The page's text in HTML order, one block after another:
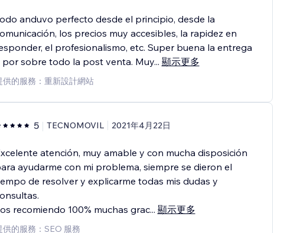
anduvo perfecto desde el principio, desde la
los precios muy accesibles, la rapidez en
el profesionalismo, etc. Super buena la entrega
por sobre todo la post venta. Muy... 顯示更多
供的服務：重新設計網站
5 TECNOMOVIL 2021年4月22日
atención, muy amable y con mucha disposición
ayudarme con mi problema, siempre se dieron el
de resolver y explicarme todas mis dudas y
recomiendo 100% muchas grac... 顯示更多
供的服務：SEO 服務